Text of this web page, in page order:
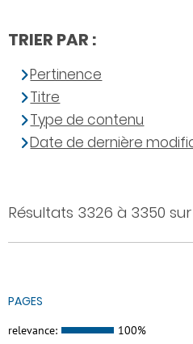
Résultats 3326 à 3350
PAGES
relevance: 100%
TRIER PAR :
Pertinence
Titre
Type de contenu
Date de dernière